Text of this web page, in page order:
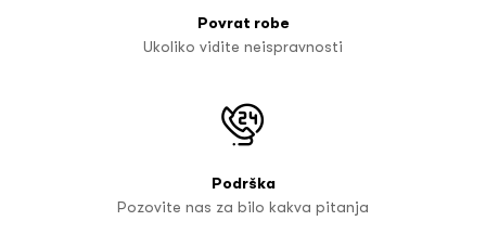
Povrat robe
Ukoliko vidite neispravnosti
Podrška
Pozovite nas za bilo kakva pitanja